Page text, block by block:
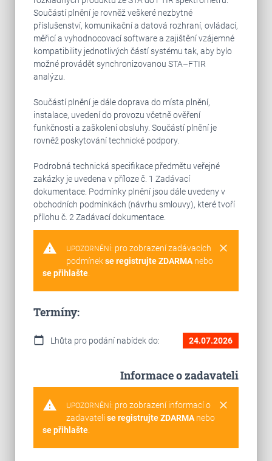
Součástí plnění je rovněž veškeré nezbytné
příslušenství, komunikační a datová rozhraní, ovládací,
měřicí a vyhodnocovací software a zajištění vzájemné
kompatibility jednotlivých částí systému tak, aby bylo
možné provádět synchronizovanou STA–FTIR
analýzu.
Součástí plnění je dále doprava do místa plnění,
instalace, uvedení do provozu včetně ověření
funkčnosti a zaškolení obsluhy. Součástí plnění je
rovněž poskytování technické podpory.
Podrobná technická specifikace předmětu veřejné
zakázky je uvedena v příloze č. 1 Zadávací
dokumentace. Podmínky plnění jsou dále uvedeny v
obchodních podmínkách (návrhu smlouvy), které tvoří
přílohu č. 2 Zadávací dokumentace.
warning clear
UPOZORNĚNÍ: pro zobrazení zadávacích
podmínekse registrujte ZDARMAnebo
se přihlašte.
Termíny:
calendar_today Lhůta pro podání nabídek do: 24.07.2026
Informace o zadavateli
warning clear
UPOZORNĚNÍ: pro zobrazení informací o
zadavateli se registrujte ZDARMAnebo
se přihlašte.